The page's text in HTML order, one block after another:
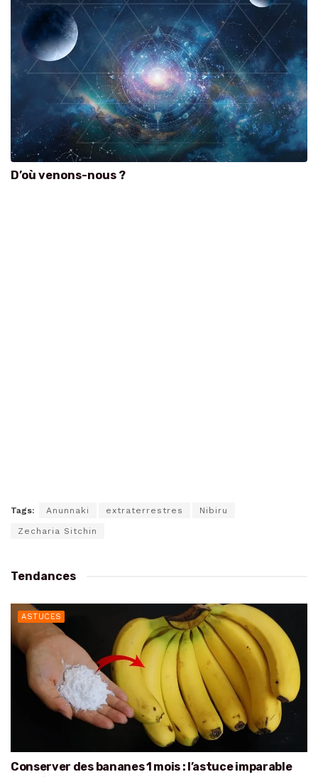
D’où venons-nous ?
Tags: Anunnaki extraterrestres Nibiru
Zecharia Sitchin
Tendances
ASTUCES
Conserver des bananes 1 mois : l’astuce imparable